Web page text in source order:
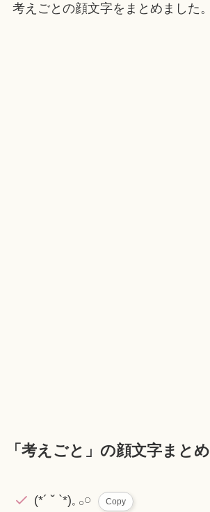
考えごとの顔文字をまとめました。
「考えごと」の顔文字まとめ
(*´ ˘ `*)𓈒 𓂂𓏸 Copy